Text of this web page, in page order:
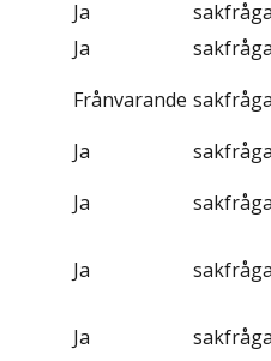
Ja
Ja
Frånvarande
Ja
Ja
Ja
Ja